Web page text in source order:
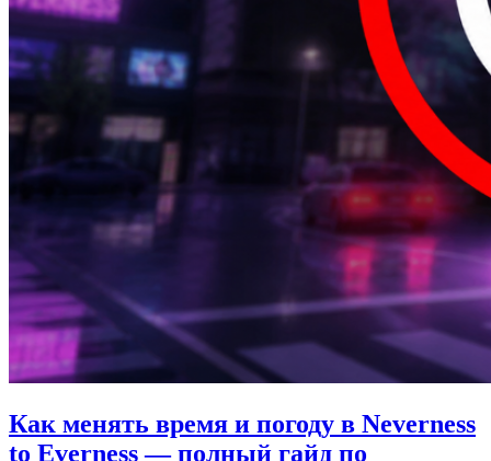
Как менять время и погоду в Neverness
to Everness — полный гайд по